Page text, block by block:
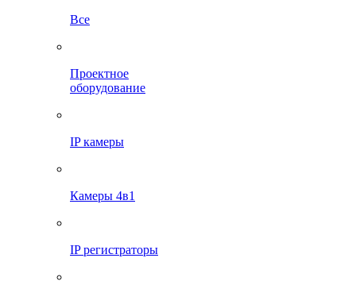
Все
Проектное
оборудование
IP камеры
Камеры 4в1
IP регистраторы